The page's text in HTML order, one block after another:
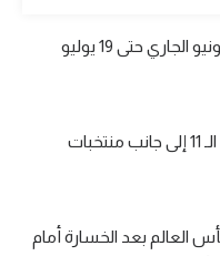
ويقام كأس العالم خلال الفترة من 11 يونيو الجاري حتى 19 يوليو
ويتواجد منتخب الكونغو في المجموعة الـ 11 إلى جانب منتخبات
العالم بعد الخسارة أمام